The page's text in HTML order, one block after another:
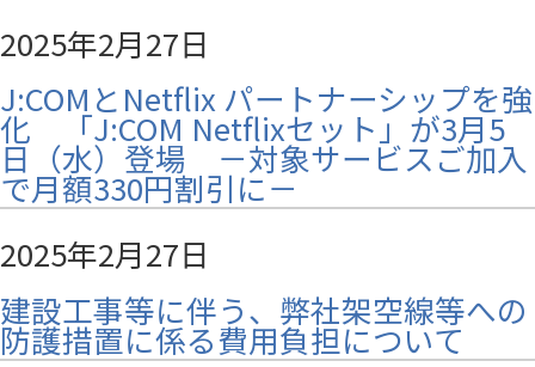
2025年2月27日
J:COMとNetflix パートナーシップを強
化 「J:COM Netflixセット」が3月5
日（水）登場 －対象サービスご加入
で月額330円割引に－
2025年2月27日
建設工事等に伴う、弊社架空線等への
防護措置に係る費用負担について